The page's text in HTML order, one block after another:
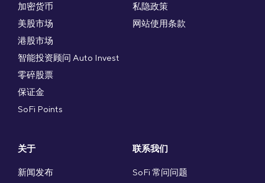
加密货币
美股市场
港股市场
智能投资顾问 Auto Invest
零碎股票
保证金
SoFi Points
私隐政策
网站使用条款
关于
新闻发布
联系我们
SoFi 常问问题